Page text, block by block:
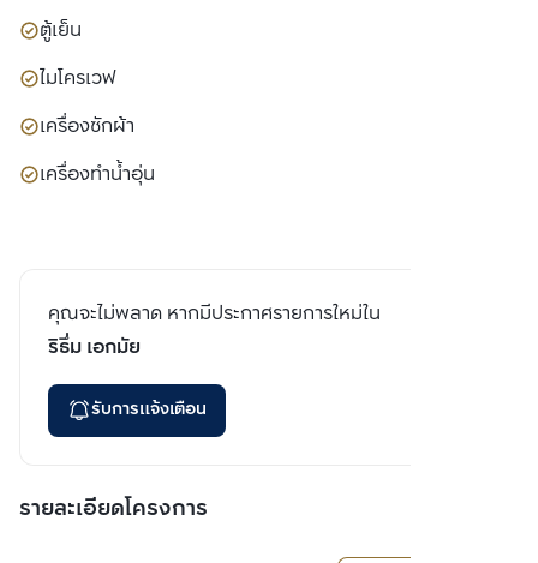
ตู้เย็น
ไมโครเวฟ
เครื่องซักผ้า
เครื่องทำน้ำอุ่น
คุณจะไม่พลาด หากมีประกาศรายการใหม่ใน
ริธึ่ม เอกมัย
รับการแจ้งเตือน
รายละเอียดโครงการ